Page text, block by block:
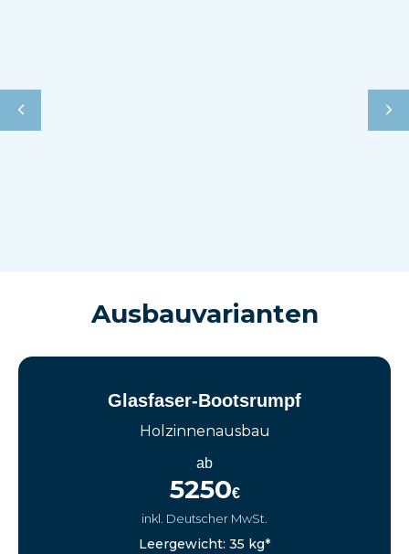
Ausbauvarianten
Glasfaser-Bootsrumpf
Holzinnenausbau
ab
5250€
inkl. Deutscher MwSt.
Leergewicht: 35 kg*